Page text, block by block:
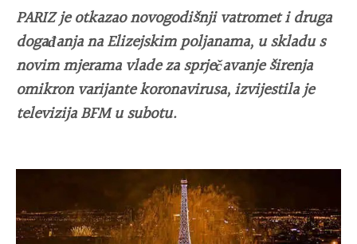
PARIZ je otkazao novogodišnji vatromet i druga
događanja na Elizejskim poljanama, u skladu s
novim mjerama vlade za sprječavanje širenja
omikron varijante koronavirusa, izvijestila je
televizija BFM u subotu.